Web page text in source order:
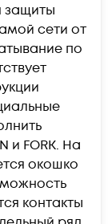
защиты
сети от
по
и FORK. На
окошко
контакты